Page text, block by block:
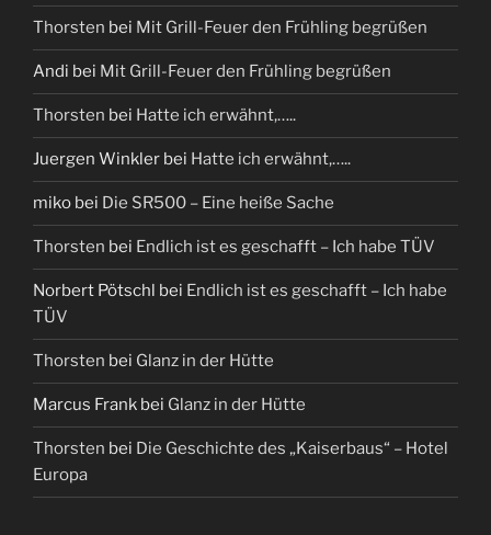
Thorsten bei Mit Grill-Feuer den Frühling begrüßen
Andi bei Mit Grill-Feuer den Frühling begrüßen
Thorsten bei Hatte ich erwähnt,…..
Juergen Winkler bei Hatte ich erwähnt,…..
miko bei Die SR500 – Eine heiße Sache
Thorsten bei Endlich ist es geschafft – Ich habe TÜV
Norbert Pötschl bei Endlich ist es geschafft – Ich habe
TÜV
Thorsten bei Glanz in der Hütte
Marcus Frank bei Glanz in der Hütte
Thorsten bei Die Geschichte des „Kaiserbaus“ – Hotel
Europa